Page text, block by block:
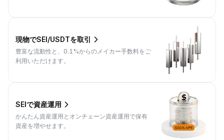
現物でSEI/USDTを取引
豊富な流動性と、0.1%からのメイカー手数料をご
利用いただけます。
SEIで資産運用
かんたん資産運用とオンチェーン資産運用で保有
資産を増やせます。